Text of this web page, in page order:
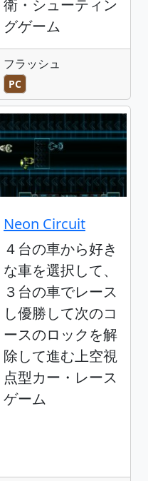
衛・シューティン
グゲーム
フラッシュ
PC
Neon Circuit
４台の車から好き
な車を選択して、
３台の車でレース
し優勝して次のコ
ースのロックを解
除して進む上空視
点型カー・レース
ゲーム